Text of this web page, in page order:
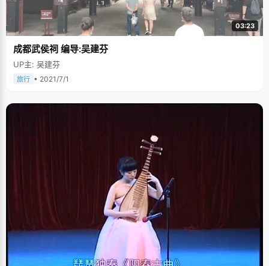
03:23
成都武侯祠 编导:吴建芬
UP主: 吴建芬
旅行 • 2021/7/1